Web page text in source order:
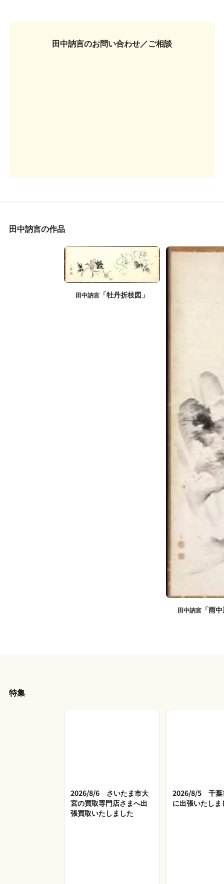
田中訥言のお問い合わせ／ご相談
田中訥言の作品
田中訥言 「牡丹折枝図」
田中訥言 「雨
特集
2026/8/6 さいたま市大
宮の買取専門店さまへ出
張買取いたしました
2026/8/5 千葉
に出張いたしま